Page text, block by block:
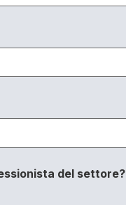
del settore?